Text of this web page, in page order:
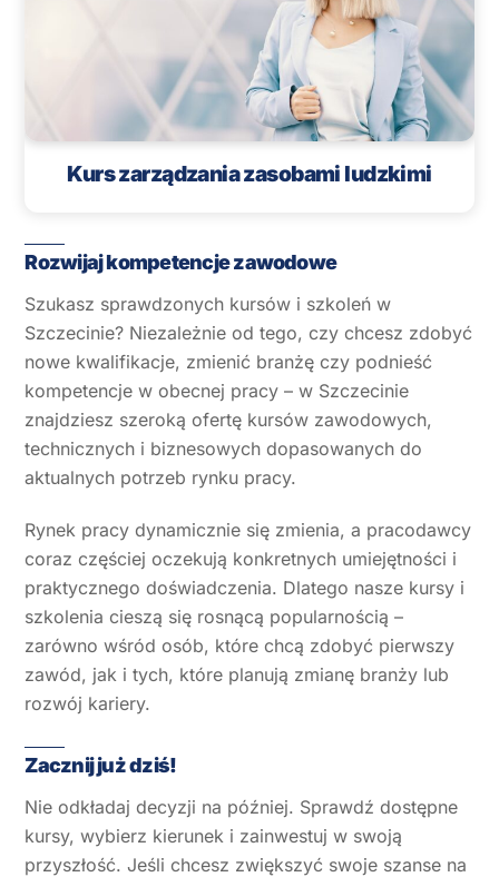
Kurs zarządzania zasobami ludzkimi
Rozwijaj kompetencje zawodowe
Szukasz sprawdzonych kursów i szkoleń w
Szczecinie? Niezależnie od tego, czy chcesz zdobyć
nowe kwalifikacje, zmienić branżę czy podnieść
kompetencje w obecnej pracy – w Szczecinie
znajdziesz szeroką ofertę kursów zawodowych,
technicznych i biznesowych dopasowanych do
aktualnych potrzeb rynku pracy.
Rynek pracy dynamicznie się zmienia, a pracodawcy
coraz częściej oczekują konkretnych umiejętności i
praktycznego doświadczenia. Dlatego nasze kursy i
szkolenia cieszą się rosnącą popularnością –
zarówno wśród osób, które chcą zdobyć pierwszy
zawód, jak i tych, które planują zmianę branży lub
rozwój kariery.
Zacznij już dziś!
Nie odkładaj decyzji na później. Sprawdź dostępne
kursy, wybierz kierunek i zainwestuj w swoją
przyszłość. Jeśli chcesz zwiększyć swoje szanse na